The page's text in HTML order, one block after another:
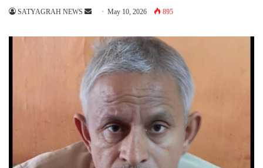
SATYAGRAH NEWS
Send
email
May 10, 2026 895